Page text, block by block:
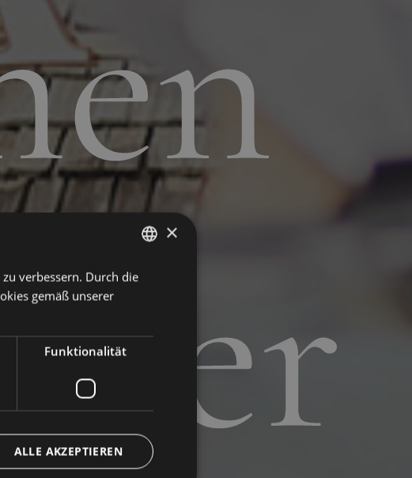
ENGLISH
×
verbessern. Durch die
gemäß unserer
Funktionalität
ALLE AKZEPTIEREN